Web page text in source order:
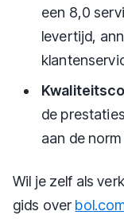
een 8,0
levertijd,
de
aan de
Wil je zelf als
gids over